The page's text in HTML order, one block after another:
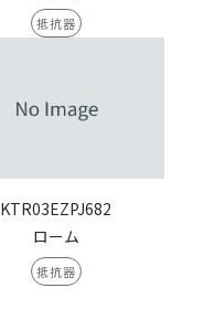
抵抗器
KTR03EZPJ682
ローム
抵抗器